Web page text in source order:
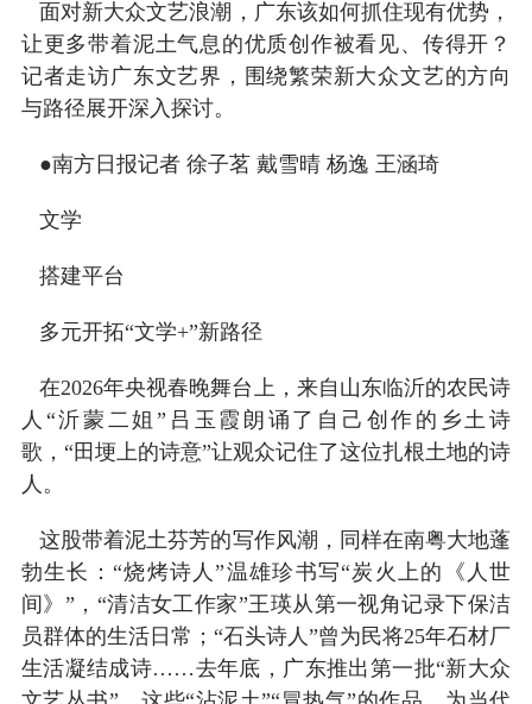
面对新大众文艺浪潮，广东该如何抓住现有优势，
让更多带着泥土气息的优质创作被看见、传得开？
记者走访广东文艺界，围绕繁荣新大众文艺的方向
与路径展开深入探讨。
●南方日报记者 徐子茗 戴雪晴 杨逸 王涵琦
文学
搭建平台
多元开拓“文学+”新路径
在2026年央视春晚舞台上，来自山东临沂的农民诗
人“沂蒙二姐”吕玉霞朗诵了自己创作的乡土诗
歌，“田埂上的诗意”让观众记住了这位扎根土地的诗
人。‌‌
这股带着泥土芬芳的写作风潮，同样在南粤大地蓬
勃生长：“烧烤诗人”温雄珍书写“炭火上的《人世
间》”，“清洁女工作家”王瑛从第一视角记录下保洁
员群体的生活日常；“石头诗人”曾为民将25年石材厂
生活凝结成诗……去年底，广东推出第一批“新大众